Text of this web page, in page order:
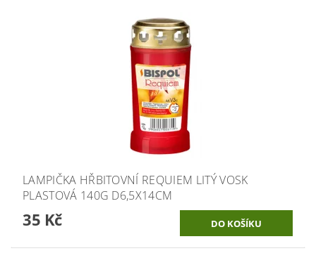
LAMPIČKA HŘBITOVNÍ REQUIEM LITÝ VOSK
PLASTOVÁ 140G D6,5X14CM
35 Kč